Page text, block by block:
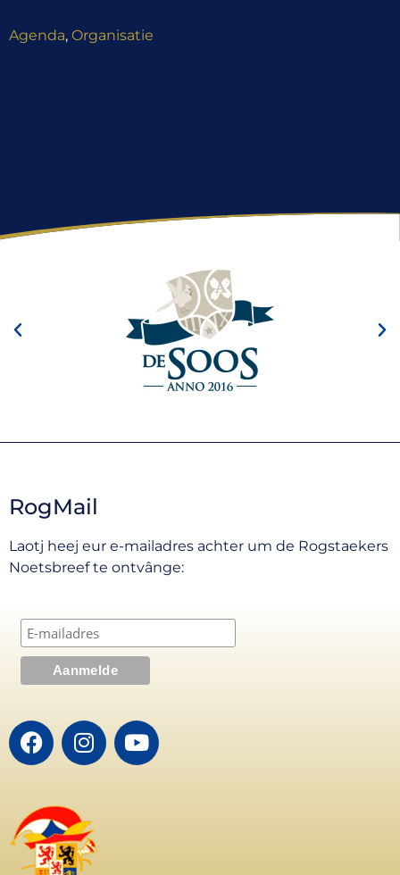
Agenda, Organisatie
RogMail
Laotj heej eur e-mailadres achter um de Rogstaekers
Noetsbreef te ontvânge: